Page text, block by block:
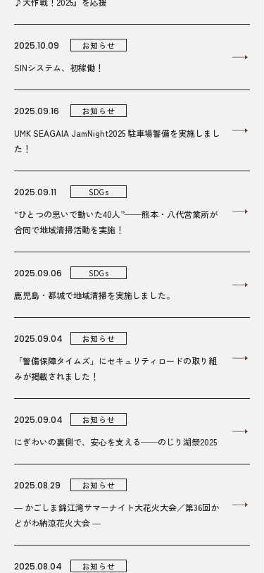
2025.10.09 お知らせ
SINシステム、初稼働！
2025.09.16 お知らせ
UMK SEAGAIA JamNight2025 駐車場警備を実施しまし
た！
2025.09.11 SDGs
“ひとつの思いで動いた40人”──熊本・八代営業所が
合同で地域清掃活動を実施！
2025.09.06 SDGs
鹿児島・都城で地域清掃を実施しました。
2025.09.04 お知らせ
「警備保障タイムズ」にセキュリティロードの取り組
みが掲載されました！
2025.09.04 お知らせ
にぎわいの裏側で、安心を支える──のじり湖祭2025
2025.08.29 お知らせ
― かごしま錦江湾サマーナイト大花火大会／第36回か
どがわ納涼花火大会 ―
2025.08.04 お知らせ